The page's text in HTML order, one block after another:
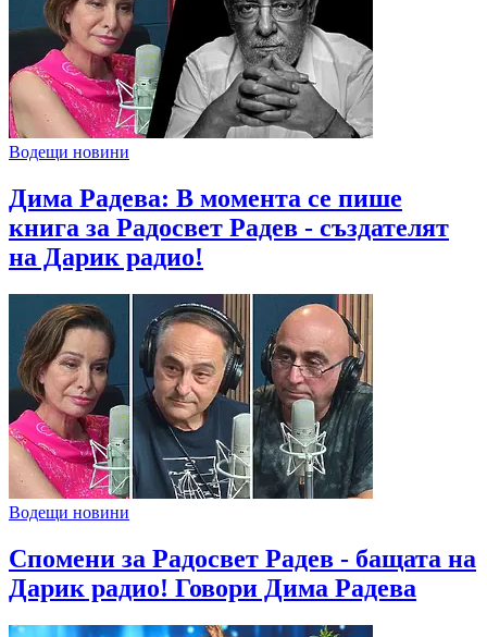
Водещи новини
Дима Радева: В момента се пише
книга за Радосвет Радев - създателят
на Дарик радио!
Водещи новини
Спомени за Радосвет Радев - бащата на
Дарик радио! Говори Дима Радева